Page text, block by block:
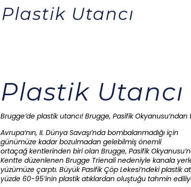
Plastik Utancı
Plastik Utancı
Brugge’de plastik utancı! Brugge, Pasifik
Avrupa’nın, II. Dünya Savaşı’nda bombalanmadığı için
günümüze kadar bozulmadan gelebilmiş önemli
ortaçağ kentlerinden biri olan Brugge, Pasifik
Kentte düzenlenen Brugge Trienali nedeniyle kanala
yüzümüze çarptı. Büyük Pasifik Çöp Lekesi’ndeki
yüzde 60-95’inin plastik atıklardan oluştuğu tahmin